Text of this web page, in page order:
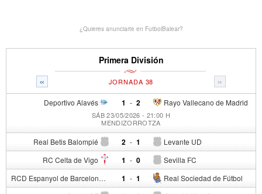
¿Quieres anunciarte en FutbolBalear?
Primera División
« »
JORNADA 38
Deportivo Alavés 1 - Rayo Vallecano de Madrid
2
SÁB 23/05/2026 - 21:00 H
MENDIZORROTZA
Real Betis Balompié 2 - Levante UD
1
RC Celta de Vigo 1 - Sevilla FC
0
RCD Espanyol de Barcelona 1 - Real Sociedad de Fútbol
1